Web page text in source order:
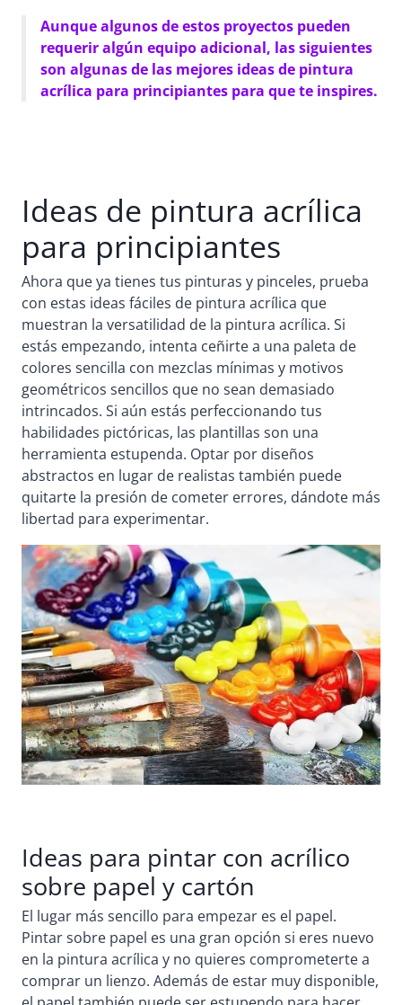
Aunque algunos de estos proyectos pueden
requerir algún equipo adicional, las siguientes
son algunas de las mejores ideas de pintura
acrílica para principiantes para que te inspires.
Ideas de pintura acrílica
para principiantes
Ahora que ya tienes tus pinturas y pinceles, prueba
con estas ideas fáciles de pintura acrílica que
muestran la versatilidad de la pintura acrílica. Si
estás empezando, intenta ceñirte a una paleta de
colores sencilla con mezclas mínimas y motivos
geométricos sencillos que no sean demasiado
intrincados. Si aún estás perfeccionando tus
habilidades pictóricas, las plantillas son una
herramienta estupenda. Optar por diseños
abstractos en lugar de realistas también puede
quitarte la presión de cometer errores, dándote más
libertad para experimentar.
Ideas para pintar con acrílico
sobre papel y cartón
El lugar más sencillo para empezar es el papel.
Pintar sobre papel es una gran opción si eres nuevo
en la pintura acrílica y no quieres comprometerte a
comprar un lienzo. Además de estar muy disponible,